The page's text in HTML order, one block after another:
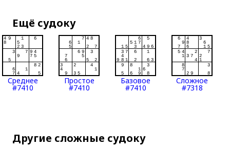
Ещё судоку
Среднее
#7410
Простое
#7410
Базовое
#7410
Сложное
#7318
Другие сложные судоку